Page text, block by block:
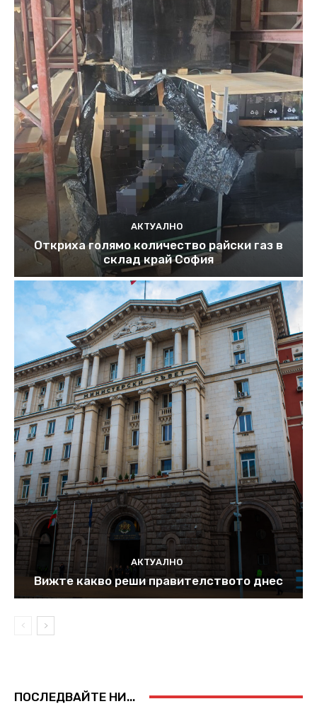
АКТУАЛНО
Откриха голямо количество райски газ в
склад край София
АКТУАЛНО
Вижте какво реши правителството днес
ПОСЛЕДВАЙТЕ НИ...